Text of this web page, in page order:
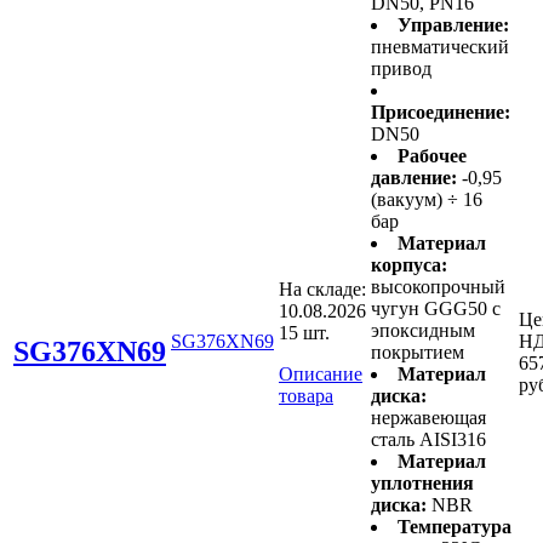
SG376XN69 SG376XN69
На складе:
10.08.2026
15 шт.
Описание
товара
Управление:
пневматический
привод
Присоединение:
DN50
Рабочее
давление: -0,95
(вакуум) ÷ 16
бар
Материал
корпуса:
высокопрочный
чугун GGG50 с
эпоксидным
покрытием
Материал
диска:
нержавеющая
сталь AISI316
Материал
уплотнения
диска: NBR
Температура